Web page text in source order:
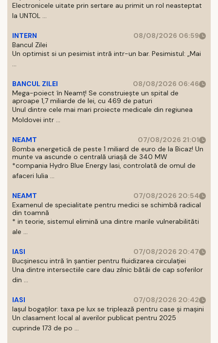
Electronicele uitate prin sertare au primit un rol neasteptat
la UNTOL ...
INTERN
08/08/2026 06:59
Bancul Zilei
Un optimist si un pesimist intră intr-un bar. Pesimistul: „Mai
...
BANCUL ZILEI
08/08/2026 06:46
Mega-poiect în Neamț! Se construiește un spital de
aproape 1,7 miliarde de lei, cu 469 de paturi
Unul dintre cele mai mari proiecte medicale din regiunea
Moldovei intr ...
NEAMT
07/08/2026 21:01
Bomba energetică de peste 1 miliard de euro de la Bicaz! Un
munte va ascunde o centrală uriașă de 340 MW
*compania Hydro Blue Energy Iasi, controlată de omul de
afaceri Iulia ...
NEAMT
07/08/2026 20:54
Examenul de specialitate pentru medici se schimbă radical
din toamnă
* in teorie, sistemul elimină una dintre marile vulnerabilităti
ale ...
IASI
07/08/2026 20:47
Bucșinescu intră în șantier pentru fluidizarea circulației
Una dintre intersectiile care dau zilnic bătăi de cap soferilor
din ...
IASI
07/08/2026 20:42
Iașul bogaților: taxa pe lux se triplează pentru case și mașini
Un clasament local al averilor publicat pentru 2025
cuprinde 173 de po ...